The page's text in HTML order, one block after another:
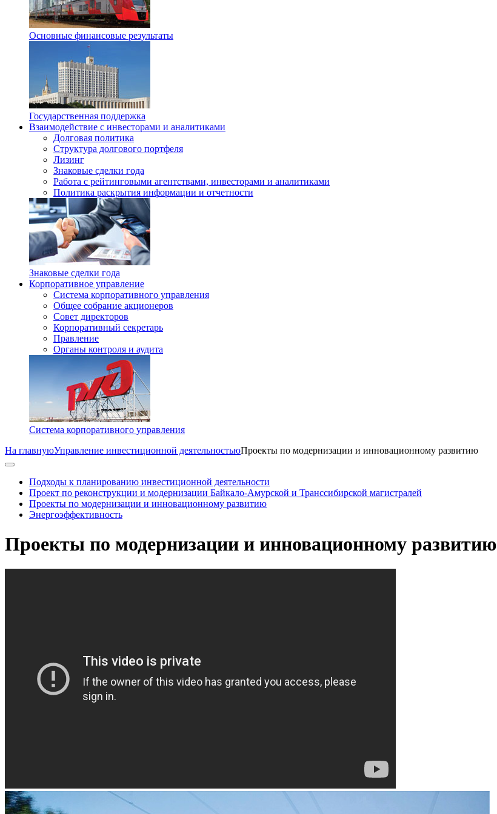
Основные финансовые результаты
Государственная поддержка
Взаимодействие с инвесторами и аналитиками
Долговая политика
Структура долгового портфеля
Лизинг
Знаковые сделки года
Работа с рейтинговыми агентствами, инвесторами и аналитиками
Политика раскрытия информации и отчетности
Знаковые сделки года
Корпоративное управление
Система корпоративного управления
Общее собрание акционеров
Совет директоров
Корпоративный секретарь
Правление
Органы контроля и аудита
Система корпоративного управления
На главнуюУправление инвестиционной деятельностьюПроекты по модернизации и инновационному развитию
Подходы к планированию инвестиционной деятельности
Проект по реконструкции и модернизации Байкало-Амурской и Транссибирской магистралей
Проекты по модернизации и инновационному развитию
Энергоэффективность
Проекты по модернизации и инновационному развитию